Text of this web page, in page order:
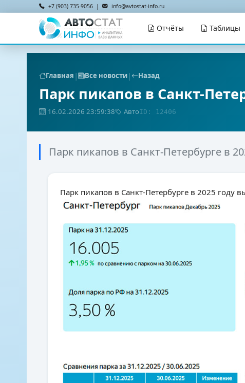
+7 (903) 735-9056 | info@avtostat-info.ru
Отчёты Таблицы
Главная | Все новости| Назад
Парк пикапов в Санкт-
16.02.2026 23:59:38 АвтоID: 12406
Парк пикапов в Санкт-Петербурге в
Парк пикапов в Санкт-Петербурге в 2025 году